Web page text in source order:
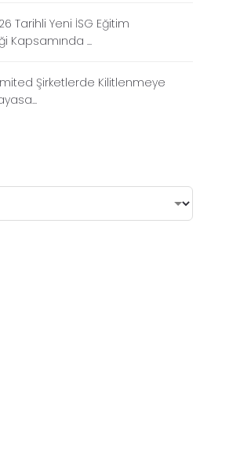
Tarihli Yeni İSG Eğitim
Kapsamında ...
Şirketlerde Kilitlenmeye